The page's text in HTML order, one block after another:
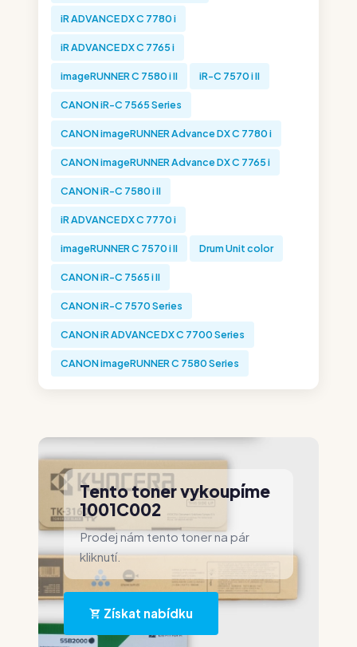
iR ADVANCE DX C 7780 i
iR ADVANCE DX C 7765 i
imageRUNNER C 7580 i II iR-C 7570 i II
CANON iR-C 7565 Series
CANON imageRUNNER Advance DX C 7780 i
CANON imageRUNNER Advance DX C 7765 i
CANON iR-C 7580 i II
iR ADVANCE DX C 7770 i
imageRUNNER C 7570 i II Drum Unit color
CANON iR-C 7565 i II
CANON iR-C 7570 Series
CANON iR ADVANCE DX C 7700 Series
CANON imageRUNNER C 7580 Series
Tento toner vykoupíme
1001C002
Prodej nám tento toner na pár
kliknutí.
Získat nabídku